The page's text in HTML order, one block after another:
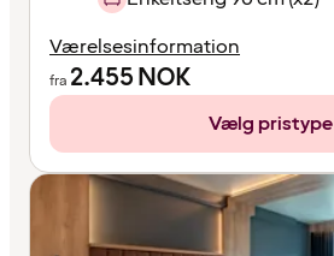
Værelsesinformation
fra 2.455NOK
Vælg pristype